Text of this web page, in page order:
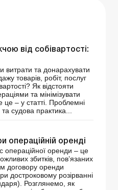
від собівартості:
витрати та донарахувати
товарів, робіт, послуг
Як відстояти
та мінімізувати
це – у статті. Проблемні
та судова практика...
операційній оренді
операційної оренди – це
збитків, пов’язаних
договору оренди
достроковому розірванні
Розглянемо, як